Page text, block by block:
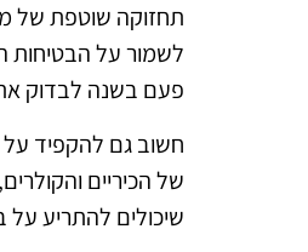
תחזוקה שוטפת של
לשמור על הבטיחות
פעם בשנה לבדוק את
חשוב גם להקפיד על
של הכיריים
שיכולים להתריע על